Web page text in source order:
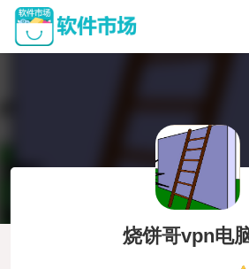
烧饼哥vpn电